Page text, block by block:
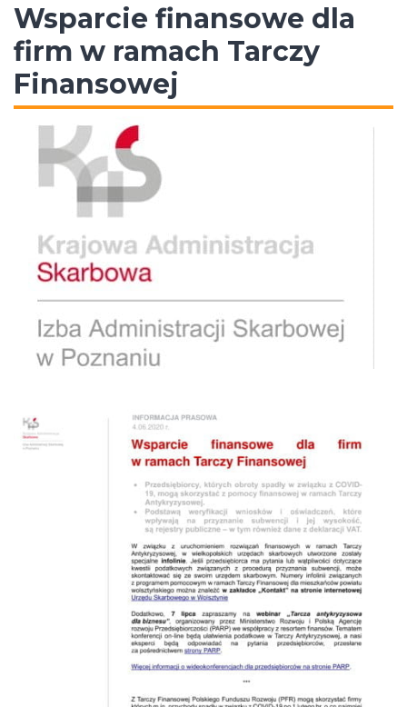
Wsparcie finansowe dla
firm w ramach Tarczy
Finansowej